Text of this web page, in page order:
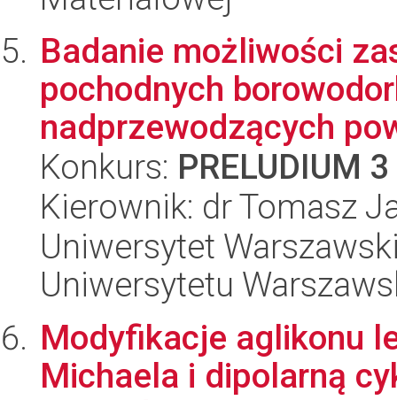
Badanie możliwości
pochodnych
nadprzewodzących
Konkurs: PRELUDIUM 3
Kierownik: dr Tomasz
Uniwersytet
Uniwersytetu
Modyfikacje aglikonu
Michaela i dipolarną